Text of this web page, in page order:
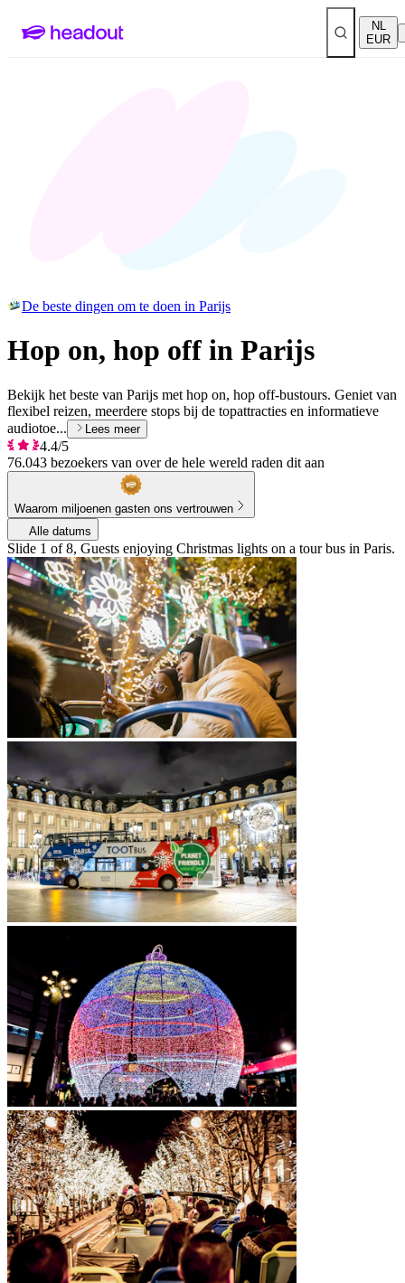
NL
EUR
De beste dingen om te doen in Parijs
Hop on, hop off in Parijs
Bekijk het beste van Parijs met hop on, hop off-bustours. Geniet van
flexibel reizen, meerdere stops bij de topattracties en informatieve
audiotoe...
Lees meer
4.4/5
76.043 bezoekers van over de hele wereld raden dit aan
Waarom miljoenen gasten ons vertrouwen
Alle datums
Slide 1 of 8, Guests enjoying Christmas lights on a tour bus in Paris.